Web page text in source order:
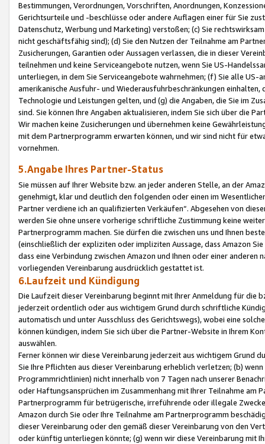
Bestimmungen, Verordnungen, Vorschriften, Anordnungen,
Gerichtsurteile und -beschlüsse oder andere Auflagen einer für Sie
Datenschutz, Werbung und Marketing) verstoßen; (c) Sie
nicht geschäftsfähig sind); (d) Sie den Nutzen der Teilnahme am
Zusicherungen, Garantien oder Aussagen verlassen, die in dieser
teilnehmen und keine Serviceangebote nutzen, wenn Sie US-
unterliegen, in dem Sie Serviceangebote wahrnehmen; (f) Sie alle
amerikanische Ausfuhr- und Wiederausfuhrbeschränkungen
Technologie und Leistungen gelten, und (g) die Angaben, die Sie im
sind. Sie können Ihre Angaben aktualisieren, indem Sie sich über die
Wir machen keine Zusicherungen und übernehmen keine
mit dem Partnerprogramm erwarten können, und wir sind nicht für
vornehmen.
5.Angabe Ihres Partner-Status
Sie müssen auf Ihrer Website bzw. an jeder anderen Stelle, an der
genehmigt, klar und deutlich den folgenden oder einen im
Partner verdiene ich an qualifizierten Verkäufen“. Abgesehen von
werden Sie ohne unsere vorherige schriftliche Zustimmung keine
Partnerprogramm machen. Sie dürfen die zwischen uns und Ihnen
(einschließlich der expliziten oder impliziten Aussage, dass Amazon
dass eine Verbindung zwischen Amazon und Ihnen oder einer
vorliegenden Vereinbarung ausdrücklich gestattet ist.
6.Laufzeit und Kündigung
Die Laufzeit dieser Vereinbarung beginnt mit Ihrer Anmeldung für die
jederzeit ordentlich oder aus wichtigem Grund durch schriftliche
automatisch und unter Ausschluss des Gerichtswegs), wobei eine
können kündigen, indem Sie sich über die Partner-Website in Ihrem
auswählen.
Ferner können wir diese Vereinbarung jederzeit aus wichtigem Grund
Sie Ihre Pflichten aus dieser Vereinbarung erheblich verletzen; (b)
Programmrichtlinien) nicht innerhalb von 7 Tagen nach unserer
oder Haftungsansprüchen im Zusammenhang mit Ihrer Teilnahme am
Partnerprogramm für betrügerische, irreführende oder illegale
Amazon durch Sie oder Ihre Teilnahme am Partnerprogramm
dieser Vereinbarung oder den gemäß dieser Vereinbarung von den
oder künftig unterliegen könnte; (g) wenn wir diese Vereinbarung mit